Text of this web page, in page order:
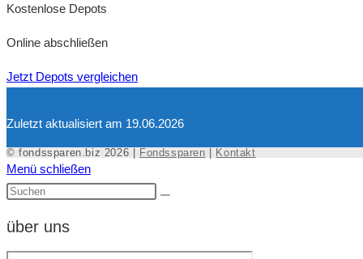
Kostenlose Depots
Online abschließen
Jetzt Depots vergleichen
Zuletzt aktualisiert am 19.06.2026
© fondssparen.biz 2026 | Fondssparen Kontakt
Menü schließen
über uns